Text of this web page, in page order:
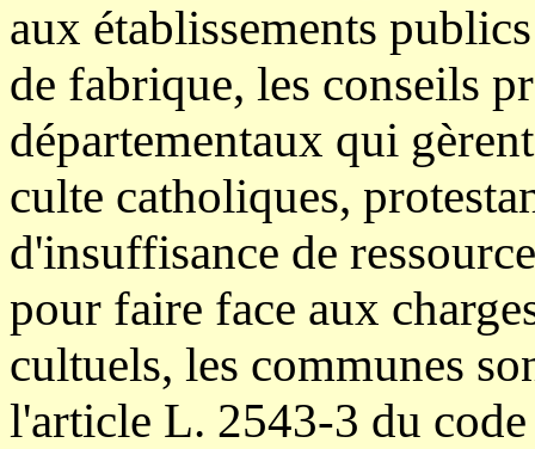
aux établissements
de fabrique, les conseils
départementaux qui
culte catholiques,
d'insuffisance de
pour faire face aux
cultuels, les communes
l'article L. 2543-3 du